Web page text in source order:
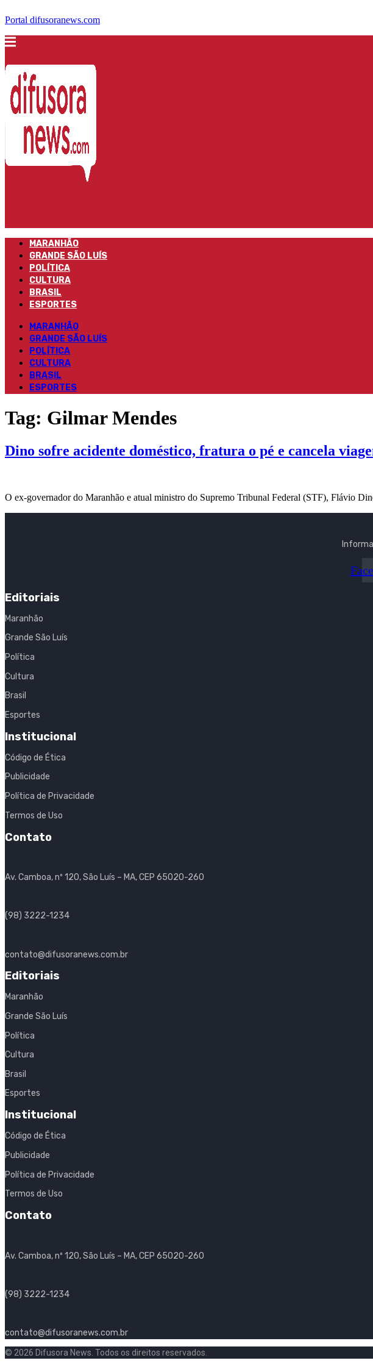
Portal difusoranews.com
MARANHÃO
GRANDE SÃO LUÍS
POLÍTICA
CULTURA
BRASIL
ESPORTES
MARANHÃO
GRANDE SÃO LUÍS
POLÍTICA
CULTURA
BRASIL
ESPORTES
Tag: Gilmar Mendes
Dino sofre acidente doméstico, fratura o pé e cancela
O ex-governador do Maranhão e atual ministro do Supremo Tribunal Federal (STF), Flávio
Editoriais
Maranhão
Grande São Luís
Política
Cultura
Brasil
Esportes
Institucional
Código de Ética
Publicidade
Política de Privacidade
Termos de Uso
Contato
Av. Camboa, nº 120, São Luís – MA, CEP 65020-260
(98) 3222-1234
contato@difusoranews.com.br
Editoriais
Maranhão
Grande São Luís
Política
Cultura
Brasil
Esportes
Institucional
Código de Ética
Publicidade
Política de Privacidade
Termos de Uso
Contato
Av. Camboa, nº 120, São Luís – MA, CEP 65020-260
(98) 3222-1234
contato@difusoranews.com.br
© 2026 Difusora News. Todos os direitos reservados.